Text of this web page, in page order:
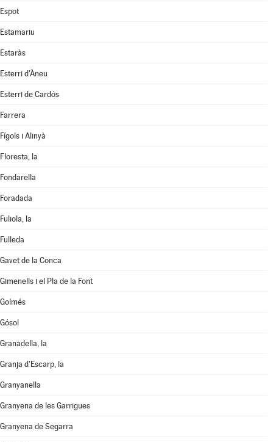
Espot
Estamariu
Estaràs
Esterri d'Àneu
Esterri de Cardós
Farrera
Fígols i Alinyà
Floresta, la
Fondarella
Foradada
Fuliola, la
Fulleda
Gavet de la Conca
Gimenells i el Pla de la Font
Golmés
Gósol
Granadella, la
Granja d'Escarp, la
Granyanella
Granyena de les Garrigues
Granyena de Segarra